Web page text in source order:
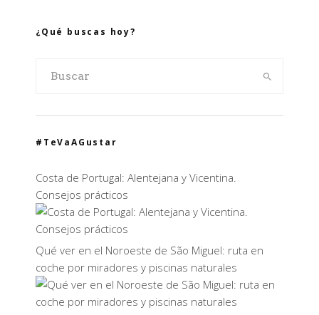
¿Qué buscas hoy?
#TeVaAGustar
Costa de Portugal: Alentejana y Vicentina.
Consejos prácticos
Qué ver en el Noroeste de São Miguel: ruta en
coche por miradores y piscinas naturales